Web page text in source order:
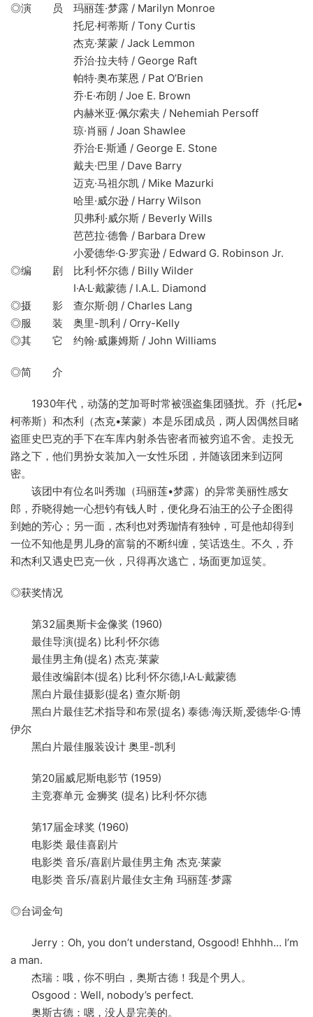
◎演 员 玛丽莲·梦露 / Marilyn Monroe
托尼·柯蒂斯 / Tony Curtis
杰克·莱蒙 / Jack Lemmon
乔治·拉夫特 / George Raft
帕特·奥布莱恩 / Pat O’Brien
乔·E·布朗 / Joe E. Brown
内赫米亚·佩尔索夫 / Nehemiah Persoff
琼·肖丽 / Joan Shawlee
乔治·E·斯通 / George E. Stone
戴夫·巴里 / Dave Barry
迈克·马祖尔凯 / Mike Mazurki
哈里·威尔逊 / Harry Wilson
贝弗利·威尔斯 / Beverly Wills
芭芭拉·德鲁 / Barbara Drew
小爱德华·G·罗宾逊 / Edward G. Robinson Jr.
◎编 剧 比利·怀尔德 / Billy Wilder
I·A·L·戴蒙德 / I.A.L. Diamond
◎摄 影 查尔斯·朗 / Charles Lang
◎服 装 奥里-凯利 / Orry-Kelly
◎其 它 约翰·威廉姆斯 / John Williams
◎简 介
1930年代，动荡的芝加哥时常被强盗集团骚扰。乔（托尼•
柯蒂斯）和杰利（杰克•莱蒙）本是乐团成员，两人因偶然目睹
盗匪史巴克的手下在车库内射杀告密者而被穷追不舍。走投无
路之下，他们男扮女装加入一女性乐团，并随该团来到迈阿
密。
该团中有位名叫秀珈（玛丽莲•梦露）的异常美丽性感女
郎，乔晓得她一心想钓有钱人时，便化身石油王的公子企图得
到她的芳心；另一面，杰利也对秀珈情有独钟，可是他却得到
一位不知他是男儿身的富翁的不断纠缠，笑话迭生。不久，乔
和杰利又遇史巴克一伙，只得再次逃亡，场面更加逗笑。
◎获奖情况
第32届奥斯卡金像奖 (1960)
最佳导演(提名) 比利·怀尔德
最佳男主角(提名) 杰克·莱蒙
最佳改编剧本(提名) 比利·怀尔德,I·A·L·戴蒙德
黑白片最佳摄影(提名) 查尔斯·朗
黑白片最佳艺术指导和布景(提名) 泰德·海沃斯,爱德华·G·博
伊尔
黑白片最佳服装设计 奥里-凯利
第20届威尼斯电影节 (1959)
主竞赛单元 金狮奖 (提名) 比利·怀尔德
第17届金球奖 (1960)
电影类 最佳喜剧片
电影类 音乐/喜剧片最佳男主角 杰克·莱蒙
电影类 音乐/喜剧片最佳女主角 玛丽莲·梦露
◎台词金句
Jerry：Oh, you don’t understand, Osgood! Ehhhh… I’m
a man.
杰瑞：哦，你不明白，奥斯古德！我是个男人。
Osgood：Well, nobody’s perfect.
奥斯古德：嗯，没人是完美的。